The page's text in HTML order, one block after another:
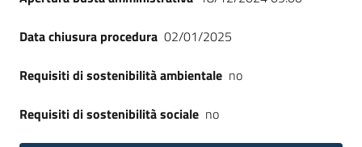
Data chiusura procedura 02/01/2025
Requisiti di sostenibilità ambientale no
Requisiti di sostenibilità sociale no